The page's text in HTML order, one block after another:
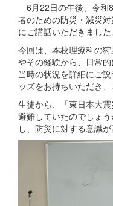
6月22日の午後、令和
者のための防災・減災
にご講話いただきました。
今回は、本校理療科の
やその経験から、日常的
当時の状況を詳細にご
ッズをお持ちいただき、
生徒から、「東日本大
避難していたのでしょ
し、防災に対する意識